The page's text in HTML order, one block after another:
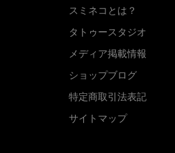
スミネコとは？
タトゥースタジオ
メディア掲載情報
ショップブログ
特定商取引法表記
サイトマップ